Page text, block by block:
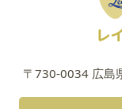
〒730-0034 広島